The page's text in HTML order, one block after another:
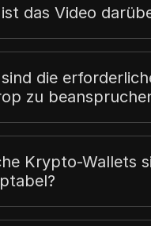
das Video
die
zu
Krypto-Wallets